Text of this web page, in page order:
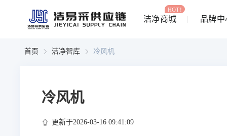
洁净商城
HOT!
品牌中
首页 洁净智库 冷风机
冷风机
更新于2026-03-16 09:41:09